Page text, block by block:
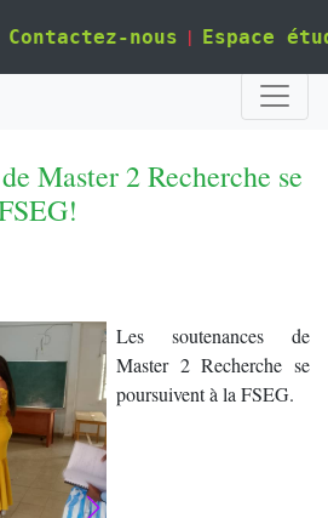
Contactez-nous | Espace
Master 2 Recherche se
Les soutenances de
Master 2 Recherche se
poursuivent à la FSEG.